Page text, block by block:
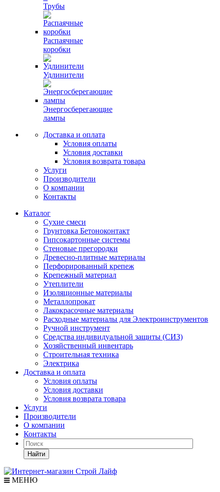
Трубы
Распаячные
коробки
Удлинители
Энергосберегающие
лампы
Доставка и оплата
Условия оплаты
Условия доставки
Условия возврата товара
Услуги
Производители
О компании
Контакты
Каталог
Сухие смеси
Грунтовка Бетоноконтакт
Гипсокартонные системы
Стеновые прегородки
Древесно-плитные материалы
Перфорированный крепеж
Крепежный материал
Утеплители
Изоляционные материалы
Металлопрокат
Лакокрасочные материалы
Расходные материалы для Электроинструментов
Ручной инструмент
Средства индивидуальной защиты (СИЗ)
Хозяйственный инвентарь
Строительная техника
Электрика
Доставка и оплата
Условия оплаты
Условия доставки
Условия возврата товара
Услуги
Производители
О компании
Контакты
Найти
МЕНЮ